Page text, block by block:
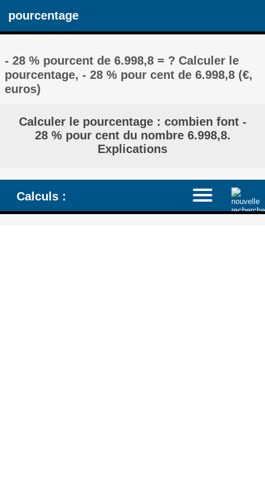
pourcentage
- 28 % pourcent de 6.998,8 = ? Calculer le
pourcentage, - 28 % pour cent de 6.998,8 (€,
euros)
Calculer le pourcentage : combien font -
28 % pour cent du nombre 6.998,8.
Explications
Calculs :